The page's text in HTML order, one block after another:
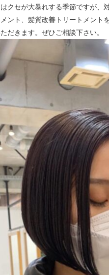
クセが大暴れする季節ですが、
ント、髪質改善トリートメン
だきます。ぜひご相談下さい。